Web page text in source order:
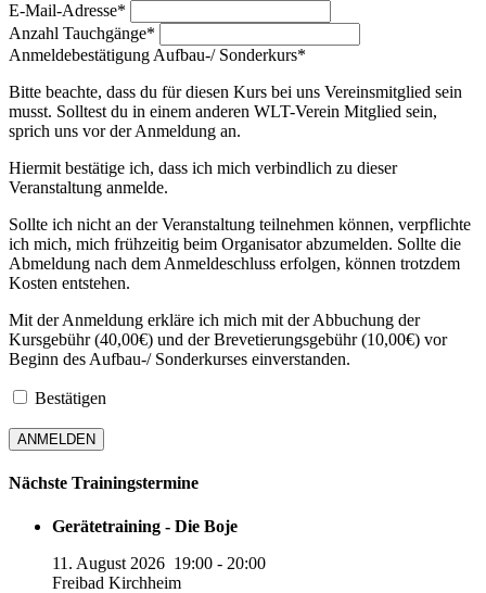
E-Mail-Adresse*
Anzahl Tauchgänge*
Anmeldebestätigung Aufbau-/ Sonderkurs*
Bitte beachte, dass du für diesen Kurs bei uns Vereinsmitglied sein
musst. Solltest du in einem anderen WLT-Verein Mitglied sein,
sprich uns vor der Anmeldung an.
Hiermit bestätige ich, dass ich mich verbindlich zu dieser
Veranstaltung anmelde.
Sollte ich nicht an der Veranstaltung teilnehmen können, verpflichte
ich mich, mich frühzeitig beim Organisator abzumelden. Sollte die
Abmeldung nach dem Anmeldeschluss erfolgen, können trotzdem
Kosten entstehen.
Mit der Anmeldung erkläre ich mich mit der Abbuchung der
Kursgebühr (40,00€) und der Brevetierungsgebühr (10,00€) vor
Beginn des Aufbau-/ Sonderkurses einverstanden.
Bestätigen
Nächste Trainingstermine
Gerätetraining - Die Boje
11. August 2026 19:00 - 20:00
Freibad Kirchheim